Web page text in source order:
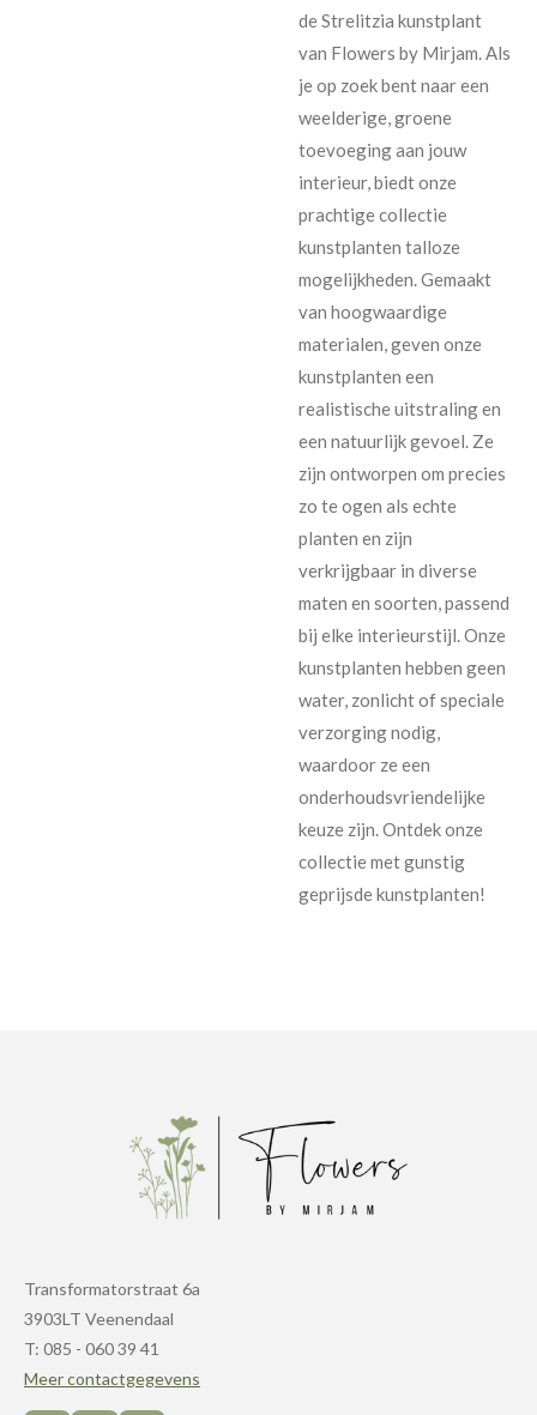
de Strelitzia kunstplant
van Flowers by Mirjam. Als
je op zoek bent naar een
weelderige, groene
toevoeging aan jouw
interieur, biedt onze
prachtige collectie
kunstplanten talloze
mogelijkheden. Gemaakt
van hoogwaardige
materialen, geven onze
kunstplanten een
realistische uitstraling en
een natuurlijk gevoel. Ze
zijn ontworpen om precies
zo te ogen als echte
planten en zijn
verkrijgbaar in diverse
maten en soorten, passend
bij elke interieurstijl. Onze
kunstplanten hebben geen
water, zonlicht of speciale
verzorging nodig,
waardoor ze een
onderhoudsvriendelijke
keuze zijn. Ontdek onze
collectie met gunstig
geprijsde kunstplanten!
Transformatorstraat 6a
3903LT Veenendaal
T: 085 - 060 39 41
Meer contactgegevens